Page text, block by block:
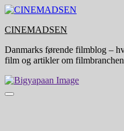
Skip
content
CINEMADSEN
Danmarks førende filmblog –
film og artikler om filmbranchen